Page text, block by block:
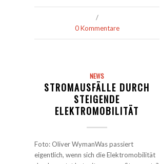
/
0 Kommentare
NEWS
STROMAUSFÄLLE DURCH
STEIGENDE
ELEKTROMOBILITÄT
Foto: Oliver WymanWas passiert
eigentlich, wenn sich die Elektromobilität